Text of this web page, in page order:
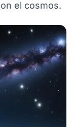
el cosmos.